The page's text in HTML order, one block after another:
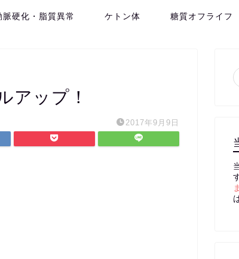
脈硬化・脂質異常 ケトン体 糖質オフライフ
アップ！
2017年9月9日